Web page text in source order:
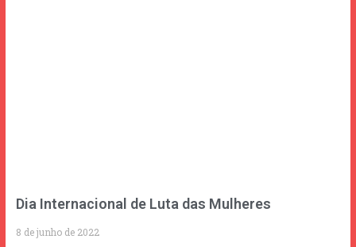
Dia Internacional de Luta das Mulheres
8 de junho de 2022